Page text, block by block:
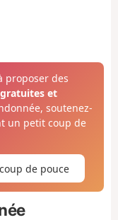
proposer des
et
soutenez-
un petit coup de
de pouce